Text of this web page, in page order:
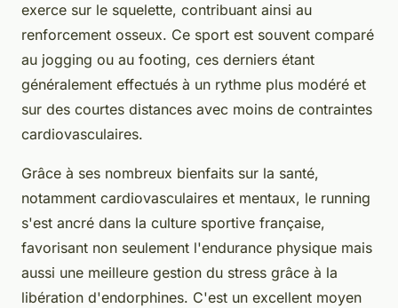
exerce sur le squelette, contribuant ainsi au
renforcement osseux. Ce sport est souvent comparé
au jogging ou au footing, ces derniers étant
généralement effectués à un rythme plus modéré et
sur des courtes distances avec moins de contraintes
cardiovasculaires.
Grâce à ses nombreux bienfaits sur la santé,
notamment cardiovasculaires et mentaux, le running
s'est ancré dans la culture sportive française,
favorisant non seulement l'endurance physique mais
aussi une meilleure gestion du stress grâce à la
libération d'endorphines. C'est un excellent moyen